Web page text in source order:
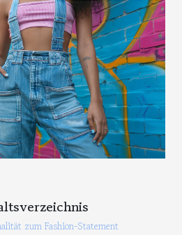
zum Fashion-Statement